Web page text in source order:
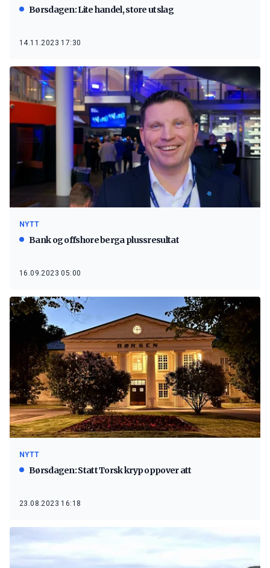
Børsdagen: Lite handel, store utslag
14.11.2023 17:30
NYTT
Bank og offshore berga plussresultat
16.09.2023 05:00
NYTT
Børsdagen: Statt Torsk kryp oppover att
23.08.2023 16:18